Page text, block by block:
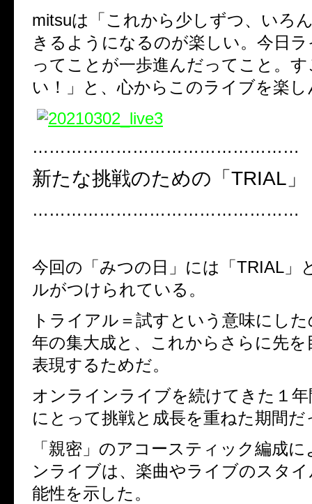
mitsuは「これから少しずつ、いろ
きるようになるのが楽しい。今日
ってことが一歩進んだってこと。
い！」と、心からこのライブを楽
…………………………………………
新たな挑戦のための「TRIAL」
…………………………………………
今回の「みつの日」には「TRIAL」
ルがつけられている。
トライアル＝試すという意味にし
年の集大成と、これからさらに先を
表現するためだ。
オンラインライブを続けてきた１
にとって挑戦と成長を重ねた期間だ
「親密」のアコースティック編成
ンライブは、楽曲やライブのスタ
能性を示した。